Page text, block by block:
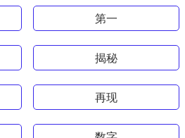
第一
揭秘
再现